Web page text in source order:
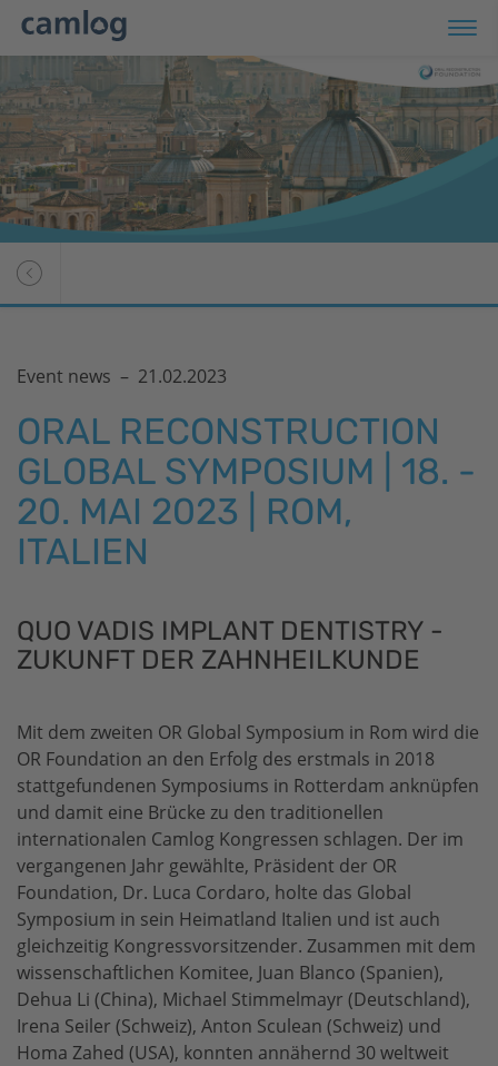
Event news – 21.02.2023
ORAL RECONSTRUCTION
GLOBAL SYMPOSIUM | 18. -
20. MAI 2023 | ROM,
ITALIEN
QUO VADIS IMPLANT DENTISTRY -
ZUKUNFT DER ZAHNHEILKUNDE
Mit dem zweiten OR Global Symposium in Rom wird die
OR Foundation an den Erfolg des erstmals in 2018
stattgefundenen Symposiums in Rotterdam anknüpfen
und damit eine Brücke zu den traditionellen
internationalen Camlog Kongressen schlagen. Der im
vergangenen Jahr gewählte, Präsident der OR
Foundation, Dr. Luca Cordaro, holte das Global
Symposium in sein Heimatland Italien und ist auch
gleichzeitig Kongressvorsitzender. Zusammen mit dem
wissenschaftlichen Komitee, Juan Blanco (Spanien),
Dehua Li (China), Michael Stimmelmayr (Deutschland),
Irena Seiler (Schweiz), Anton Sculean (Schweiz) und
Homa Zahed (USA), konnten annähernd 30 weltweit